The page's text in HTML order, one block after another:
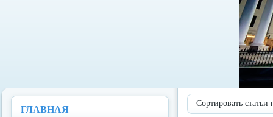
Сортировать
ГЛАВНАЯ